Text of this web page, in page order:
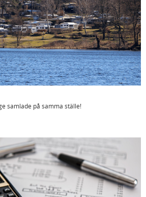
samlade på samma ställe!